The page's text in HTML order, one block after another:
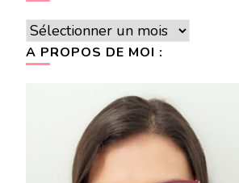
Archives
A PROPOS DE MOI :